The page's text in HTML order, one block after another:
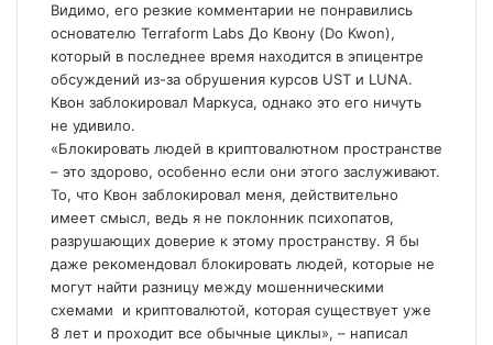
Видимо, его резкие комментарии не понравились
основателю Terraform Labs До Квону (Do Kwon),
который в последнее время находится в эпицентре
обсуждений из-за обрушения курсов UST и LUNA.
Квон заблокировал Маркуса, однако это его ничуть
не удивило.
«Блокировать людей в криптовалютном пространстве
– это здорово, особенно если они этого заслуживают.
То, что Квон заблокировал меня, действительно
имеет смысл, ведь я не поклонник психопатов,
разрушающих доверие к этому пространству. Я бы
даже рекомендовал блокировать людей, которые не
могут найти разницу между мошенническими
схемами и криптовалютой, которая существует уже
8 лет и проходит все обычные циклы», – написал